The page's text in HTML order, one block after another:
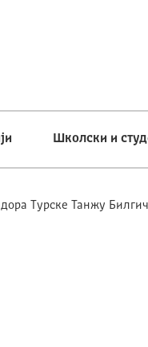
Школски и
Турске Танжу Билгич